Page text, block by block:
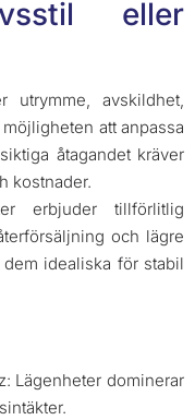
eller
utrymme, avskildhet,
att anpassa
åtagandet kräver
kostnader.
erbjuder tillförlitlig
och lägre
idealiska för stabil
Lägenheter dominerar